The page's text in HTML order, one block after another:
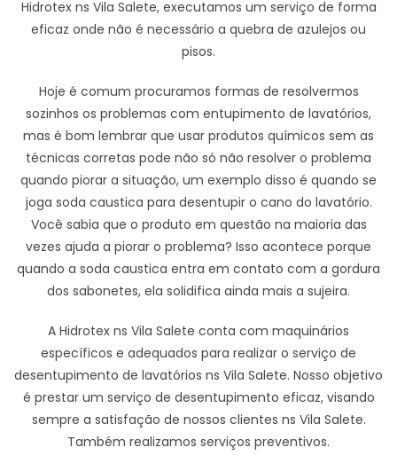
Hidrotex ns Vila Salete, executamos um serviço de forma
eficaz onde não é necessário a quebra de azulejos ou
pisos.
Hoje é comum procuramos formas de resolvermos
sozinhos os problemas com entupimento de lavatórios,
mas é bom lembrar que usar produtos químicos sem as
técnicas corretas pode não só não resolver o problema
quando piorar a situação, um exemplo disso é quando se
joga soda caustica para desentupir o cano do lavatório.
Você sabia que o produto em questão na maioria das
vezes ajuda a piorar o problema? Isso acontece porque
quando a soda caustica entra em contato com a gordura
dos sabonetes, ela solidifica ainda mais a sujeira.
A Hidrotex ns Vila Salete conta com maquinários
específicos e adequados para realizar o serviço de
desentupimento de lavatórios ns Vila Salete. Nosso objetivo
é prestar um serviço de desentupimento eficaz, visando
sempre a satisfação de nossos clientes ns Vila Salete.
Também realizamos serviços preventivos.